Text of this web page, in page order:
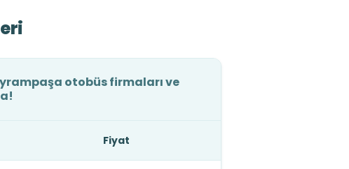
otobüs firmaları ve
Fiyat